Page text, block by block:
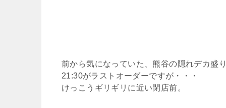
前から気になっていた、熊谷の隠れデカ盛
21:30がラストオーダーですが・・・
けっこうギリギリに近い閉店前。